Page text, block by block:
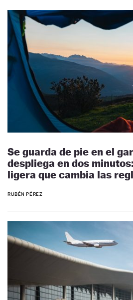
Se guarda de pie en el
despliega en dos
ligera que cambia las
RUBÉN PÉREZ